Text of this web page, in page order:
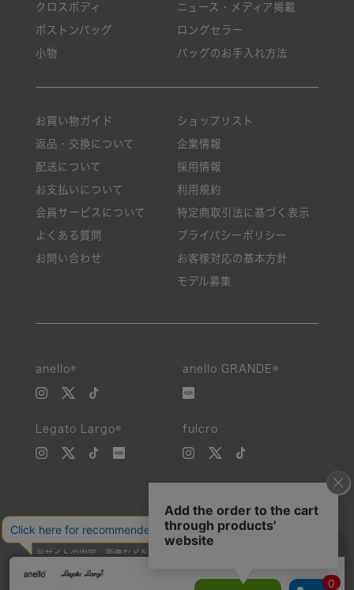
クロスボディ
ボストンバッグ
小物
ニュース・メディア掲載
ロングセラー
バッグのお手入れ方法
お買い物ガイド
返品・交換について
配送について
お支払いについて
会員サービスについて
よくある質問
お問い合わせ
ショップリスト
企業情報
採用情報
利用規約
特定商取引法に基づく表示
プライバシーポリシー
お客様対応の基本方針
モデル募集
anello® anello GRANDE®
Legato Largo® fulcro
当サイトの内容、画像などを無断で複製、転載、第三者への譲渡などを